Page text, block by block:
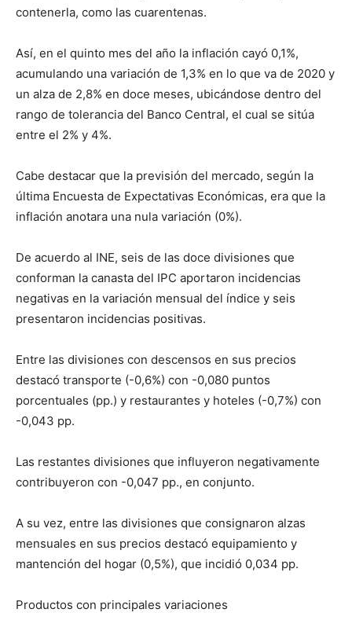
contenerla, como las cuarentenas.
Así, en el quinto mes del año la inflación cayó 0,1%,
acumulando una variación de 1,3% en lo que va de 2020 y
un alza de 2,8% en doce meses, ubicándose dentro del
rango de tolerancia del Banco Central, el cual se sitúa
entre el 2% y 4%.
Cabe destacar que la previsión del mercado, según la
última Encuesta de Expectativas Económicas, era que la
inflación anotara una nula variación (0%).
De acuerdo al INE, seis de las doce divisiones que
conforman la canasta del IPC aportaron incidencias
negativas en la variación mensual del índice y seis
presentaron incidencias positivas.
Entre las divisiones con descensos en sus precios
destacó transporte (-0,6%) con -0,080 puntos
porcentuales (pp.) y restaurantes y hoteles (-0,7%) con
-0,043 pp.
Las restantes divisiones que influyeron negativamente
contribuyeron con -0,047 pp., en conjunto.
A su vez, entre las divisiones que consignaron alzas
mensuales en sus precios destacó equipamiento y
mantención del hogar (0,5%), que incidió 0,034 pp.
Productos con principales variaciones